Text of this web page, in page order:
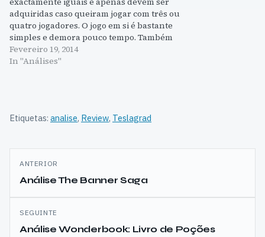
adquiridas caso queiram jogar com três ou
quatro jogadores. O jogo em si é bastante
simples e demora pouco tempo. Também
não dá grande trabalho a montar,
demorando mais a desmontar até. Em
Fevereiro 19, 2014
In "Análises"
Etiquetas: analise, Review, Teslagrad
Navegação
de
artigos
ANTERIOR
Análise The Banner Saga
SEGUINTE
Análise Wonderbook: Livro de Poções